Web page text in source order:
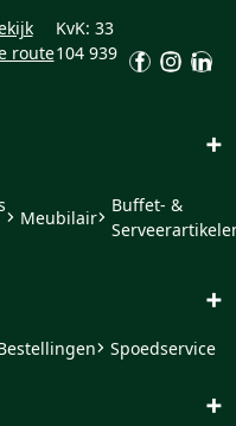
route
KvK: 33
104 939
+
Meubilair
Buffet- &
+
Spoedservice
+